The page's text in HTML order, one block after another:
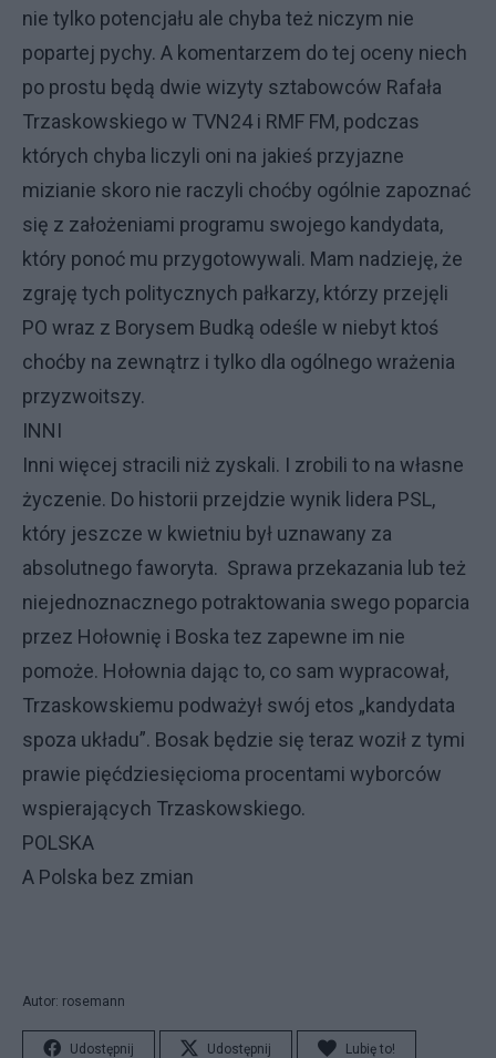
nie tylko potencjału ale chyba też niczym nie
popartej pychy. A komentarzem do tej oceny niech
po prostu będą dwie wizyty sztabowców Rafała
Trzaskowskiego w TVN24 i RMF FM, podczas
których chyba liczyli oni na jakieś przyjazne
mizianie skoro nie raczyli choćby ogólnie zapoznać
się z założeniami programu swojego kandydata,
który ponoć mu przygotowywali. Mam nadzieję, że
zgraję tych politycznych pałkarzy, którzy przejęli
PO wraz z Borysem Budką odeśle w niebyt ktoś
choćby na zewnątrz i tylko dla ogólnego wrażenia
przyzwoitszy.
INNI
Inni więcej stracili niż zyskali. I zrobili to na własne
życzenie. Do historii przejdzie wynik lidera PSL,
który jeszcze w kwietniu był uznawany za
absolutnego faworyta. Sprawa przekazania lub też
niejednoznacznego potraktowania swego poparcia
przez Hołownię i Boska tez zapewne im nie
pomoże. Hołownia dając to, co sam wypracował,
Trzaskowskiemu podważył swój etos „kandydata
spoza układu”. Bosak będzie się teraz woził z tymi
prawie pięćdziesięcioma procentami wyborców
wspierających Trzaskowskiego.
POLSKA
A Polska bez zmian
Autor: rosemann
Udostępnij Udostępnij Lubię to!